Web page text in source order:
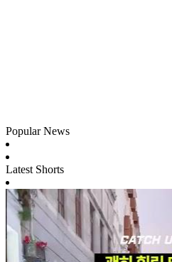
Popular News
Latest Shorts